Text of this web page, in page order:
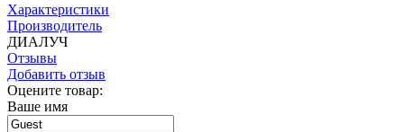
Характеристики
Производитель
ДИАЛУЧ
Отзывы
Добавить отзыв
Оцените товар:
Ваше имя